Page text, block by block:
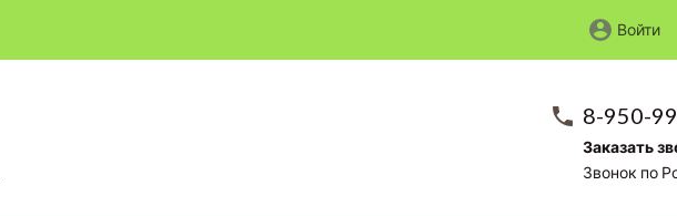
8-950-
Заказать
Звонок по
Войти